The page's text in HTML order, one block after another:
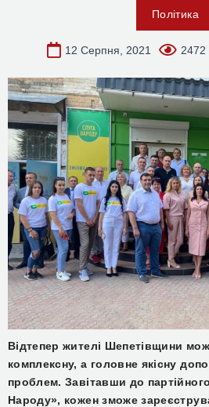
Політика
12 Серпня, 2021 2472
Відтепер жителі Шепетівщини
комплексну, а головне якісну
проблем. Завітавши до
Народу», кожен зможе